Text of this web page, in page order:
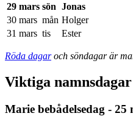
29 mars sön Jonas
30 mars mån Holger
31 mars tis Ester
Röda dagaroch söndagar är
Viktiga
Marie bebådelsedag - 25